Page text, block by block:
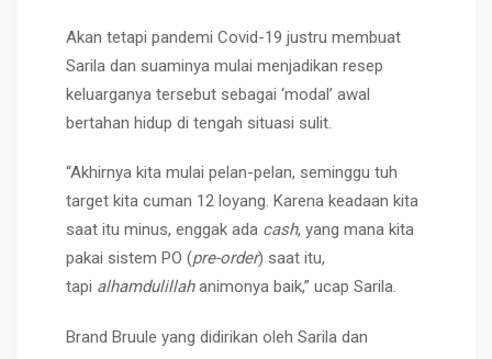
Akan tetapi pandemi Covid-19 justru membuat
Sarila dan suaminya mulai menjadikan resep
keluarganya tersebut sebagai ‘modal’ awal
bertahan hidup di tengah situasi sulit.
“Akhirnya kita mulai pelan-pelan, seminggu tuh
target kita cuman 12 loyang. Karena keadaan kita
saat itu minus, enggak ada cash, yang mana kita
pakai sistem PO (pre-order) saat itu,
tapi alhamdulillahanimonya baik,” ucap Sarila.
Brand Bruule yang didirikan oleh Sarila dan